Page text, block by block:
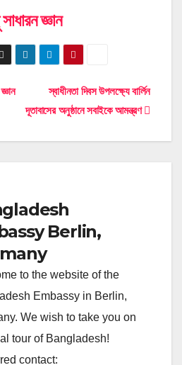
জ্ঞান
স্বাধীনতা দিবস উপলক্ষ্যে বার্লিন
দূতাবাসের অনুষ্ঠানে সবাইকে আমন্ত্রণ
Berlin,
to the website of the
Embassy in Berlin,
We wish to take you on
tour of Bangladesh!
contact: